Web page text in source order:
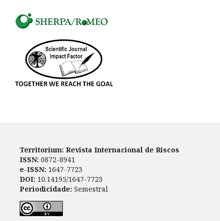
Territorium: Revista Internacional de Riscos
ISSN: 0872-8941
e-ISSN: 1647-7723
DOI: 10.14195/1647-7723
Periodicidade: Semestral